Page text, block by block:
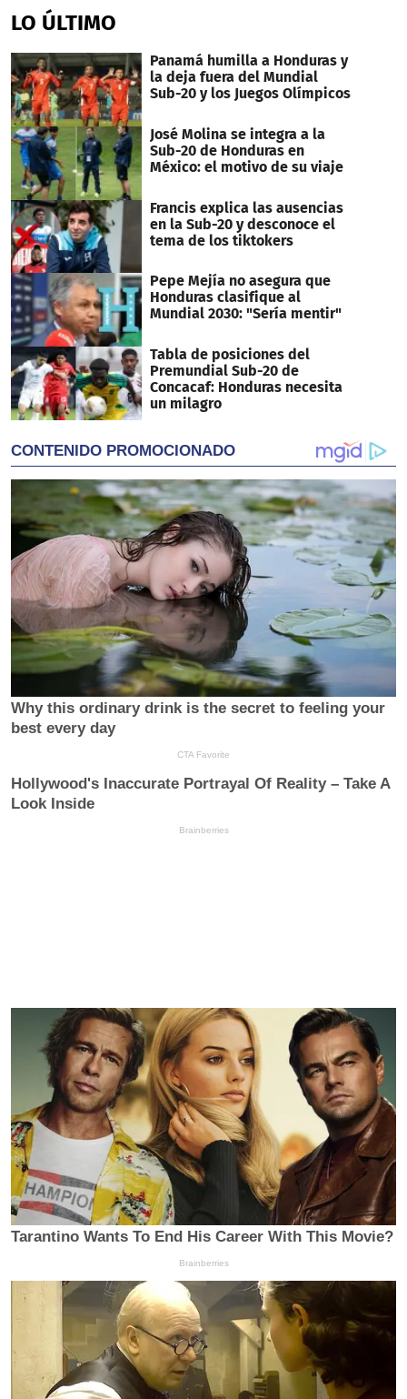
LO ÚLTIMO
Panamá humilla a Honduras y
la deja fuera del Mundial
Sub-20 y los Juegos Olímpicos
José Molina se integra a la
Sub-20 de Honduras en
México: el motivo de su viaje
Francis explica las ausencias
en la Sub-20 y desconoce el
tema de los tiktokers
Pepe Mejía no asegura que
Honduras clasifique al
Mundial 2030: "Sería mentir"
Tabla de posiciones del
Premundial Sub-20 de
Concacaf: Honduras necesita
un milagro